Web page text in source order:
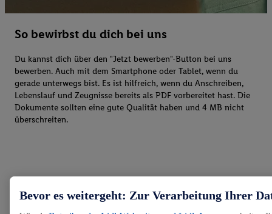
So bewirbst du dich bei uns
Du kannst dich über den "Jetzt bewerben"-Button bei uns
bewerben. Auch mit dem Smartphone oder Tablet, wenn du
gerade unterwegs bist. Es ist hilfreich, wenn du Anschreiben,
Lebenslauf und Zeugnisse bereits als PDF vorbereitet hast. Die
Dokumente sollten eine gute Qualität haben und 4 MB nicht
überschreiten.
Bevor es weitergeht: Zur Verarbeitung Ihrer